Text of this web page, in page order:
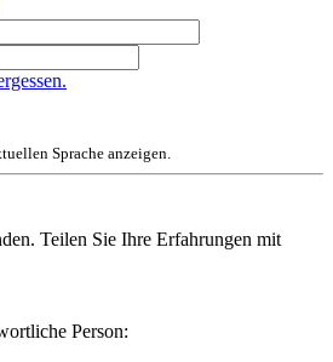
Sprache anzeigen.
Teilen Sie Ihre Erfahrungen mit
Person: